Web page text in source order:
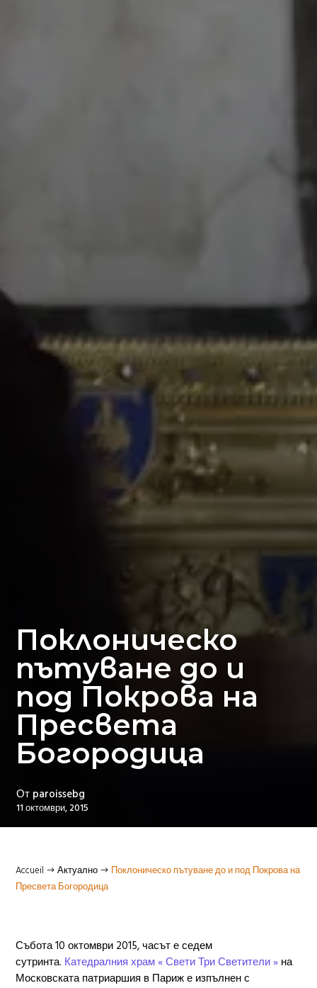
Поклоническо
пътуване до и
под Покрова на
Пресвета
Богородица
От paroissebg
11 октомври, 2015
Accueil $ Актуално $ Поклоническо пътуване до и под Покрова на
Пресвета Богородица
Събота 10 октомври 2015, часът е седем
сутринта. Катедралния храм « Свети Три Светители » на
Московската патриаршия в Париж е изпълнен с